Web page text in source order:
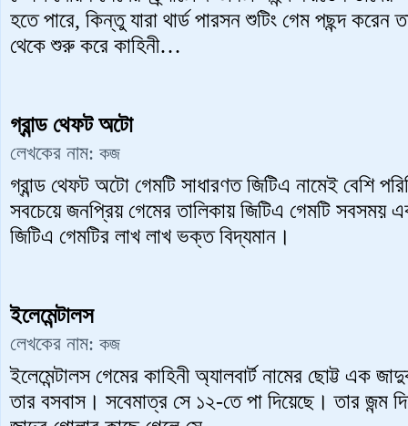
হতে পারে, কিন্তু যারা থার্ড পারসন শুটিং গেম পছন্দ করেন
থেকে শুরু করে কাহিনী…
গ্রান্ড থেফট অটো
লেখকের নাম: কজ
গ্রান্ড থেফট অটো গেমটি সাধারণত জিটিএ নামেই বেশি
সবচেয়ে জনপ্রিয় গেমের তালিকায় জিটিএ গেমটি সবসময়
জিটিএ গেমটির লাখ লাখ ভক্ত বিদ্যমান।
ইলেমেন্টালস
লেখকের নাম: কজ
ইলেমেন্টালস গেমের কাহিনী অ্যালবার্ট নামের ছোট্ট এক
তার বসবাস। সবেমাত্র সে ১২-তে পা দিয়েছে। তার জন্ম